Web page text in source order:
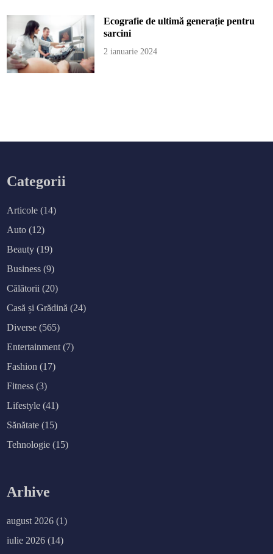
Ecografie de ultimă generație pentru
sarcini
2 ianuarie 2024
Categorii
Articole (14)
Auto (12)
Beauty (19)
Business (9)
Călătorii (20)
Casă și Grădină (24)
Diverse (565)
Entertainment (7)
Fashion (17)
Fitness (3)
Lifestyle (41)
Sănătate (15)
Tehnologie (15)
Arhive
august 2026 (1)
iulie 2026 (14)